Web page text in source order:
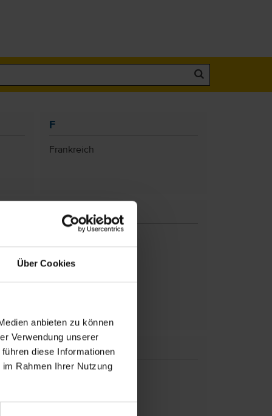
Über Cookies
anbieten zu können
Verwendung unserer
diese Informationen
Rahmen Ihrer Nutzung
F
Frankreich
Marokko
Mauritius
Montenegro
S
Spanien